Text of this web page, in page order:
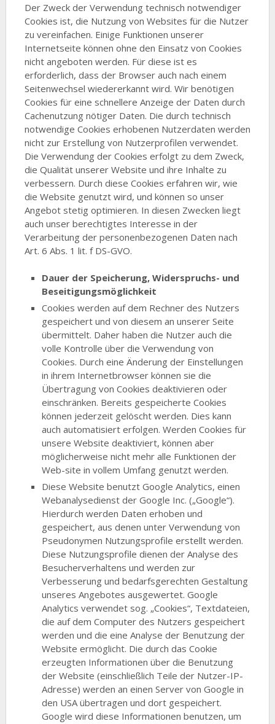
Der Zweck der Verwendung technisch notwendiger
Cookies ist, die Nutzung von Websites für die Nutzer
zu vereinfachen. Einige Funktionen unserer
Internetseite können ohne den Einsatz von Cookies
nicht angeboten werden. Für diese ist es
erforderlich, dass der Browser auch nach einem
Seitenwechsel wiedererkannt wird. Wir benötigen
Cookies für eine schnellere Anzeige der Daten durch
Cachenutzung nötiger Daten. Die durch technisch
notwendige Cookies erhobenen Nutzerdaten werden
nicht zur Erstellung von Nutzerprofilen verwendet.
Die Verwendung der Cookies erfolgt zu dem Zweck,
die Qualität unserer Website und ihre Inhalte zu
verbessern. Durch diese Cookies erfahren wir, wie
die Website genutzt wird, und können so unser
Angebot stetig optimieren. In diesen Zwecken liegt
auch unser berechtigtes Interesse in der
Verarbeitung der personenbezogenen Daten nach
Art. 6 Abs. 1 lit. f DS-GVO.
Dauer der Speicherung, Widerspruchs- und
Beseitigungsmöglichkeit
Cookies werden auf dem Rechner des Nutzers
gespeichert und von diesem an unserer Seite
übermittelt. Daher haben die Nutzer auch die
volle Kontrolle über die Verwendung von
Cookies. Durch eine Änderung der Einstellungen
in ihrem Internetbrowser können sie die
Übertragung von Cookies deaktivieren oder
einschränken. Bereits gespeicherte Cookies
können jederzeit gelöscht werden. Dies kann
auch automatisiert erfolgen. Werden Cookies für
unsere Website deaktiviert, können aber
möglicherweise nicht mehr alle Funktionen der
Web-site in vollem Umfang genutzt werden.
Diese Website benutzt Google Analytics, einen
Webanalysedienst der Google Inc. („Google“).
Hierdurch werden Daten erhoben und
gespeichert, aus denen unter Verwendung von
Pseudonymen Nutzungsprofile erstellt werden.
Diese Nutzungsprofile dienen der Analyse des
Besucherverhaltens und werden zur
Verbesserung und bedarfsgerechten Gestaltung
unseres Angebotes ausgewertet. Google
Analytics verwendet sog. „Cookies“, Textdateien,
die auf dem Computer des Nutzers gespeichert
werden und die eine Analyse der Benutzung der
Website ermöglicht. Die durch das Cookie
erzeugten Informationen über die Benutzung
der Website (einschließlich Teile der Nutzer-IP-
Adresse) werden an einen Server von Google in
den USA übertragen und dort gespeichert.
Google wird diese Informationen benutzen, um